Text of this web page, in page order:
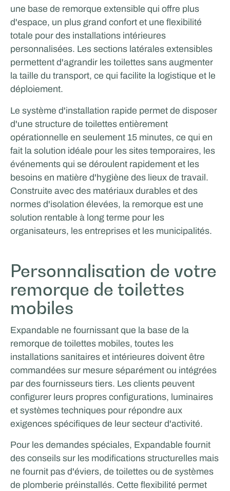
Tricorp
TRAVAIL & APPRENTISSAGE MOBILES
Rijschool Roordink
une base de remorque extensible qui offre plus
d'espace, un plus grand confort et une flexibilité
totale pour des installations intérieures
personnalisées. Les sections latérales extensibles
permettent d'agrandir les toilettes sans augmenter
la taille du transport, ce qui facilite la logistique et le
déploiement.
Le système d'installation rapide permet de disposer
d'une structure de toilettes entièrement
opérationnelle en seulement 15 minutes, ce qui en
fait la solution idéale pour les sites temporaires, les
événements qui se déroulent rapidement et les
besoins en matière d'hygiène des lieux de travail.
Construite avec des matériaux durables et des
normes d'isolation élevées, la remorque est une
solution rentable à long terme pour les
organisateurs, les entreprises et les municipalités.
Personnalisation de votre
remorque de toilettes
mobiles
Expandable ne fournissant que la base de la
remorque de toilettes mobiles, toutes les
installations sanitaires et intérieures doivent être
commandées sur mesure séparément ou intégrées
par des fournisseurs tiers. Les clients peuvent
configurer leurs propres configurations, luminaires
et systèmes techniques pour répondre aux
exigences spécifiques de leur secteur d'activité.
Pour les demandes spéciales, Expandable fournit
des conseils sur les modifications structurelles mais
ne fournit pas d'éviers, de toilettes ou de systèmes
de plomberie préinstallés. Cette flexibilité permet